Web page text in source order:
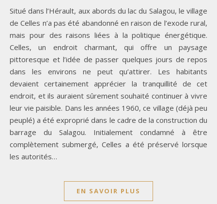
Situé dans l’Hérault, aux abords du lac du Salagou, le village
de Celles n’a pas été abandonné en raison de l’exode rural,
mais pour des raisons liées à la politique énergétique.
Celles, un endroit charmant, qui offre un paysage
pittoresque et l’idée de passer quelques jours de repos
dans les environs ne peut qu’attirer. Les habitants
devaient certainement apprécier la tranquillité de cet
endroit, et ils auraient sûrement souhaité continuer à vivre
leur vie paisible. Dans les années 1960, ce village (déjà peu
peuplé) a été exproprié dans le cadre de la construction du
barrage du Salagou. Initialement condamné à être
complètement submergé, Celles a été préservé lorsque
les autorités…
EN SAVOIR PLUS